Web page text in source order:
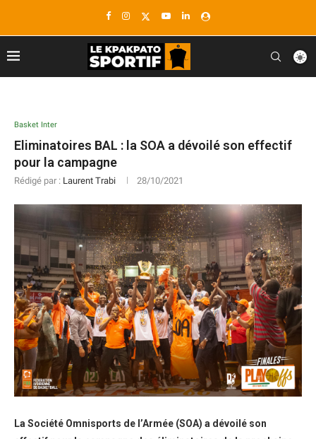
Basket Inter
Eliminatoires BAL : la SOA a dévoilé son effectif
pour la campagne
Rédigé par : Laurent Trabi 28/10/2021
La Société Omnisports de l’Armée (SOA) a dévoilé son